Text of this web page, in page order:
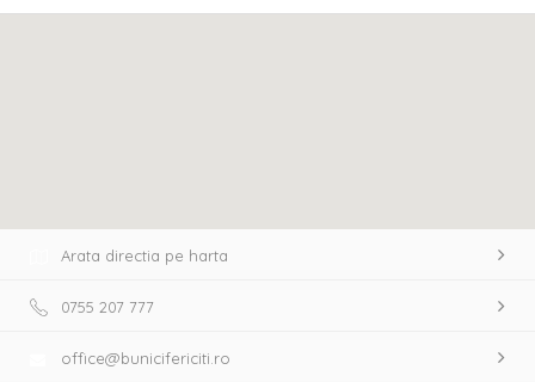
Arata directia pe harta
0755 207 777
office@bunicifericiti.ro